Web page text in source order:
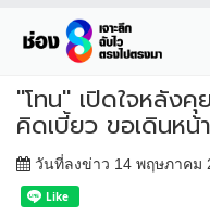
"โทน" เปิดใจหลัง
คิดเบี้ยว ขอเดินหน้
วันที่ลงข่าว 14 พฤษภาคม